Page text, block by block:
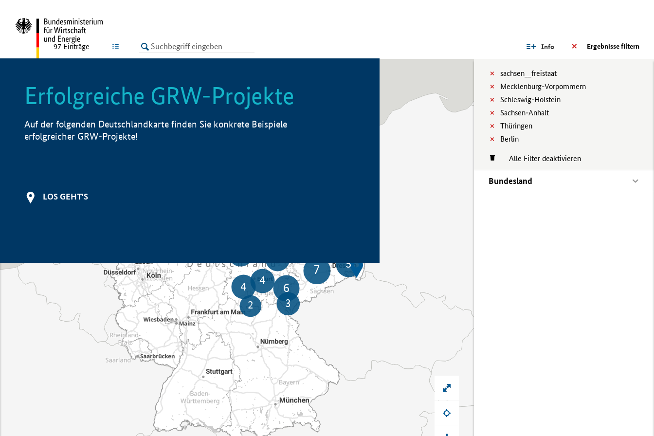
LISTE Ergebnisse filtern
Info
sachsen__freistaat
Mecklenburg-Vorpommern
Schleswig-Holstein
Sachsen-Anhalt
Thüringen
Berlin
Alle Filter deaktivieren
Bundesland
97 Einträge
Erfolgreiche GRW-Projekte
Auf der folgenden Deutschlandkarte finden Sie konkrete Beispiele
erfolgreicher GRW-Projekte!
LOS GEHT'S